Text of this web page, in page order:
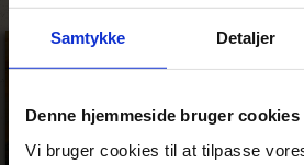
Samtykke Detaljer
Denne hjemmeside bruger cookies
Vi bruger cookies til at tilpasse